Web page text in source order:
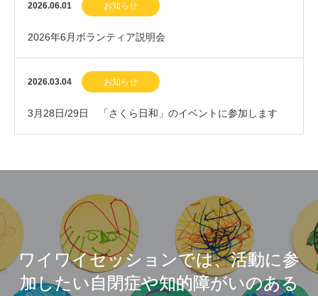
2026.06.01 お知らせ
2026年6月ボランティア説明会
2026.03.04 お知らせ
3月28日/29日 「さくら日和」のイベントに参加します
ワイワイセッションでは、活動に参
加したい自閉症や知的障がいのある